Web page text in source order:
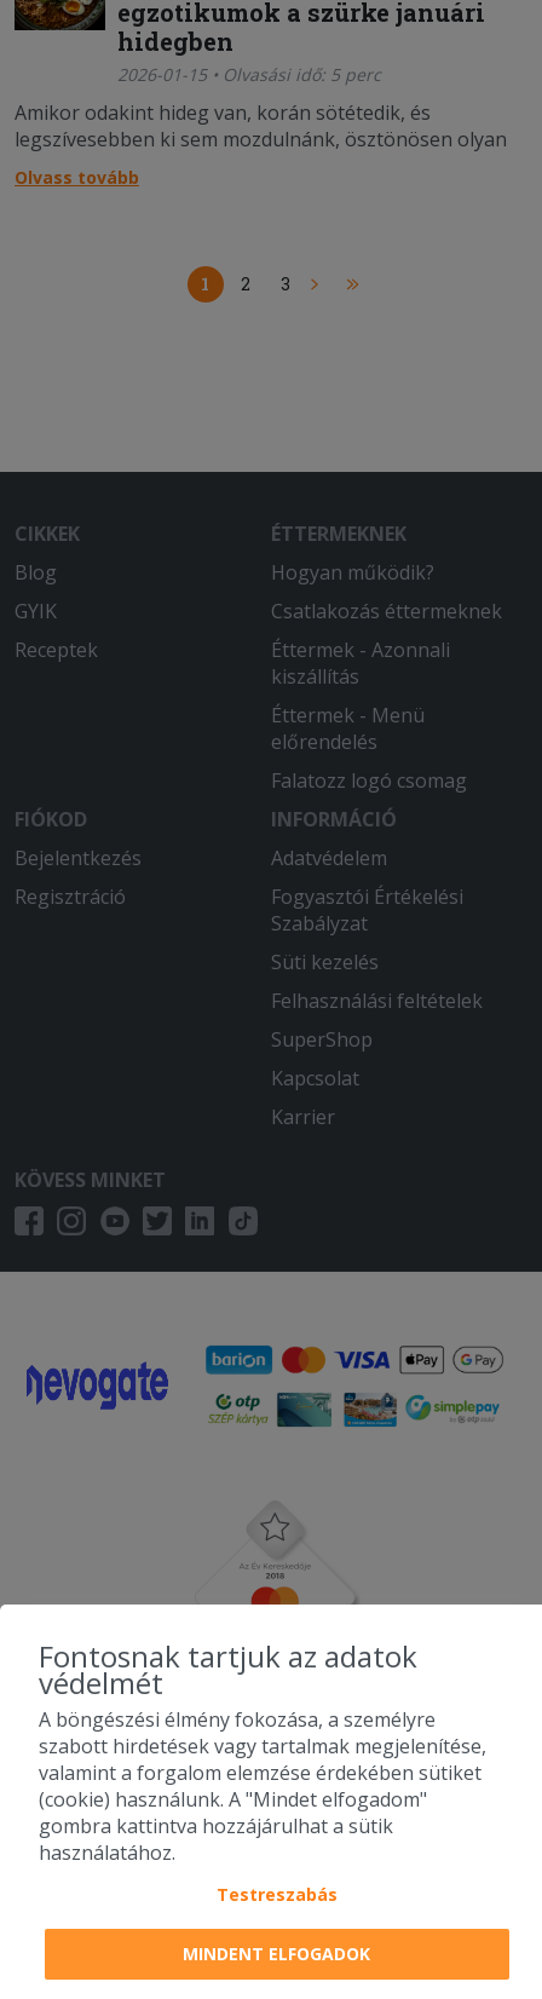
egzotikumok a szürke januári
hidegben
2026-01-15 • Olvasási idő: 5 perc
Amikor odakint hideg van, korán sötétedik, és
legszívesebben ki sem mozdulnánk, ösztönösen olyan
ételekhez nyúlunk, amelyek felmelegítenek és
megnyugtatnak. Az ázsiai konyha levesei pontosan ezt
Olvass tovább
1 2 3
CIKKEK
Blog
GYIK
Receptek
ÉTTERMEKNEK
Hogyan működik?
Csatlakozás éttermeknek
Éttermek - Azonnali
kiszállítás
Éttermek - Menü
előrendelés
Falatozz logó csomag
FIÓKOD
Bejelentkezés
Regisztráció
INFORMÁCIÓ
Adatvédelem
Fogyasztói Értékelési
Szabályzat
Süti kezelés
Felhasználási feltételek
SuperShop
Kapcsolat
Karrier
KÖVESS MINKET
2010-2026 Copyright - Falatozz.hu - Diston-line Kft.
Pizza, gyros, hamburger, menük kedvező áron, egy helyen az összes
étterem ajánlata.
Fontosnak tartjuk az adatok
védelmét
A böngészési élmény fokozása, a személyre
szabott hirdetések vagy tartalmak megjelenítése,
valamint a forgalom elemzése érdekében sütiket
(cookie) használunk. A "Mindet elfogadom"
gombra kattintva hozzájárulhat a sütik
használatához.
Testreszabás
MINDENT ELFOGADOK